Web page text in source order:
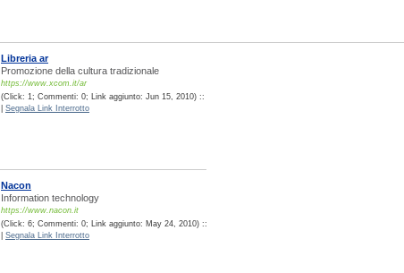
Libreria ar
Promozione della cultura tradizionale
https://www.xcom.it/ar
(Click: 1; Commenti: 0; Link aggiunto: Jun 15, 2010) ::
Segnala Link Interrotto
Nacon
Information technology
https://www.nacon.it
(Click: 6; Commenti: 0; Link aggiunto: May 24, 2010) ::
Segnala Link Interrotto